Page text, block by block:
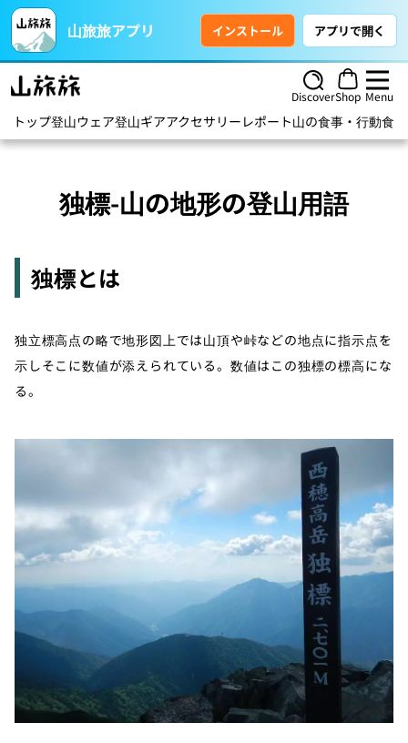
山旅旅アプリ インストール アプリで開く
DiscoverShop Menu
トップ登山ウェア登山ギアアクセサリー レポート山の食事・行動食
独標-山の地形の登山用語
独標とは
独立標高点の略で地形図上では山頂や峠などの地点に指示点を
示しそこに数値が添えられている。数値はこの独標の標高にな
る。